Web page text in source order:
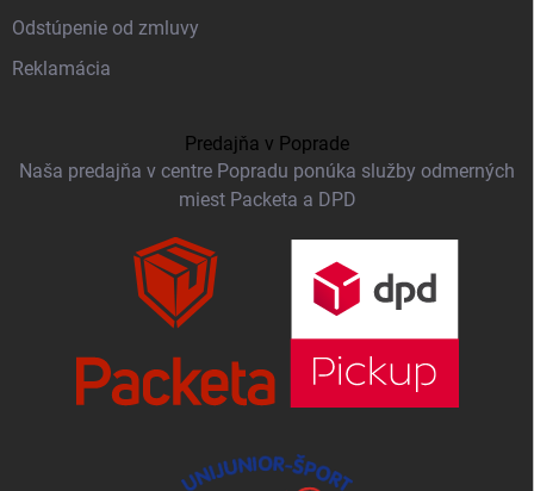
Odstúpenie od zmluvy
Reklamácia
Predajňa v Poprade
Naša predajňa v centre Popradu ponúka služby odmerných
miest Packeta a DPD